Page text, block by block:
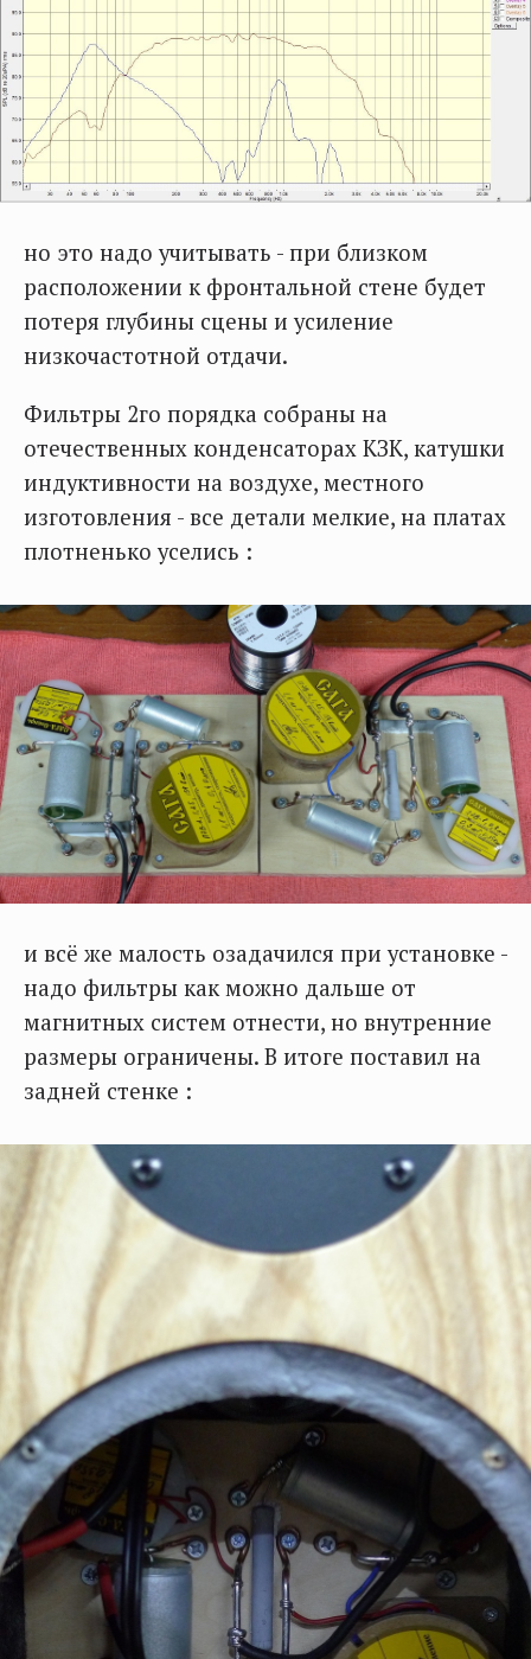
но это надо учитывать - при близком
расположении к фронтальной стене будет
потеря глубины сцены и усиление
низкочастотной отдачи.
Фильтры 2го порядка собраны на
отечественных конденсаторах КЗК, катушки
индуктивности на воздухе, местного
изготовления - все детали мелкие, на платах
плотненько уселись :
и всё же малость озадачился при установке -
надо фильтры как можно дальше от
магнитных систем отнести, но внутренние
размеры ограничены. В итоге поставил на
задней стенке :